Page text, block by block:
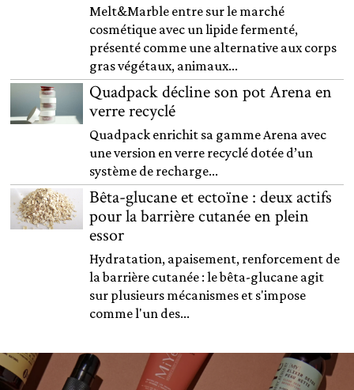
Melt&Marble entre sur le marché
cosmétique avec un lipide fermenté,
présenté comme une alternative aux corps
gras végétaux, animaux...
Quadpack décline son pot Arena en
verre recyclé
Quadpack enrichit sa gamme Arena avec
une version en verre recyclé dotée d’un
système de recharge...
Bêta-glucane et ectoïne : deux actifs
pour la barrière cutanée en plein
essor
Hydratation, apaisement, renforcement de
la barrière cutanée : le bêta-glucane agit
sur plusieurs mécanismes et s'impose
comme l'un des...